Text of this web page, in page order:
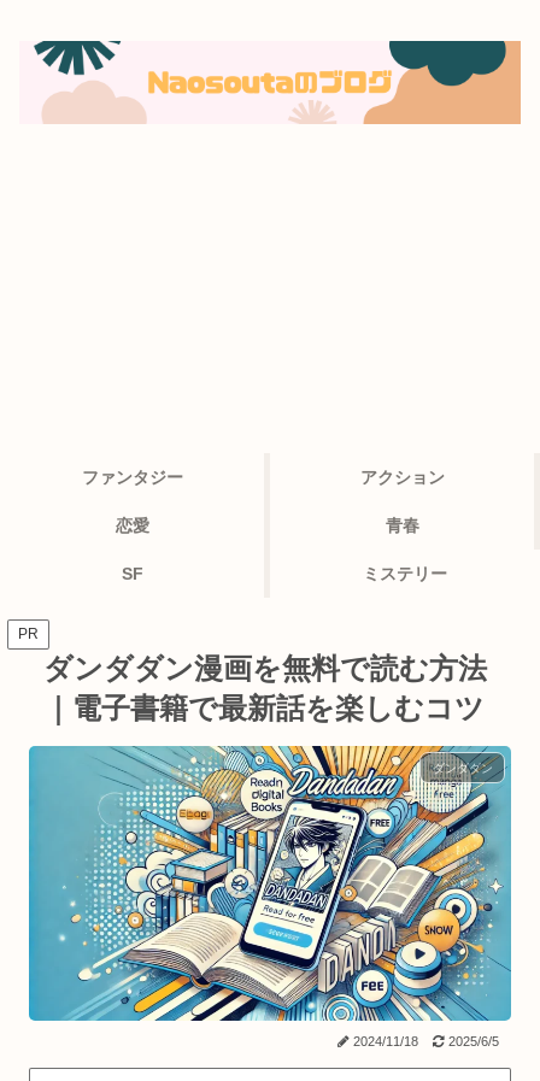
ファンタジー アクション
恋愛 青春
SF ミステリー
PR
ダンダダン漫画を無料で読む方法
｜電子書籍で最新話を楽しむコツ
ダンダダン
2024/11/18 2025/6/5